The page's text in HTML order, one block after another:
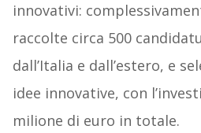
innovativi:
raccolte circa 500
dall’Italia e dall’estero, e
idee innovative, con
milione di euro in totale.